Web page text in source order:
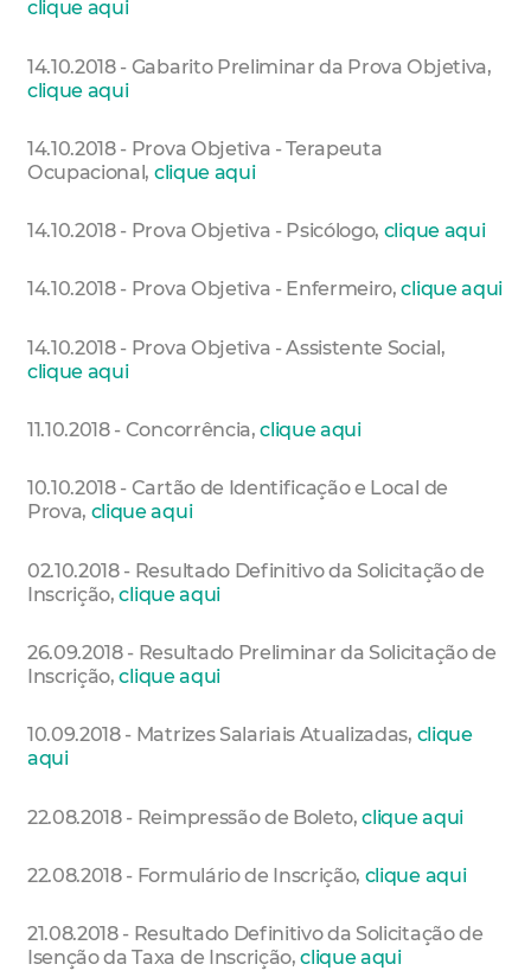
clique aqui
14.10.2018 - Gabarito Preliminar da Prova Objetiva,
clique aqui
14.10.2018 - Prova Objetiva - Terapeuta
Ocupacional, clique aqui
14.10.2018 - Prova Objetiva - Psicólogo, clique aqui
14.10.2018 - Prova Objetiva - Enfermeiro,clique aqui
14.10.2018 - Prova Objetiva - Assistente Social,
clique aqui
11.10.2018 - Concorrência,clique aqui
10.10.2018 - Cartão de Identificação e Local de
Prova, clique aqui
02.10.2018 - Resultado Definitivo da Solicitação de
Inscrição,clique aqui
26.09.2018 - Resultado Preliminar da Solicitação de
Inscrição,clique aqui
10.09.2018 - Matrizes Salariais Atualizadas, clique
aqui
22.08.2018 - Reimpressão de Boleto,clique aqui
22.08.2018 - Formulário de Inscrição, clique aqui
21.08.2018 - Resultado Definitivo da Solicitação de
Isenção da Taxa de Inscrição,clique aqui